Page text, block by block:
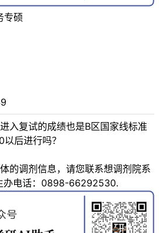
专硕
入复试的成绩也是B区国家线标准
后进行吗？
的调剂信息，请您联系想调剂院系
办电话：0898-66292530.